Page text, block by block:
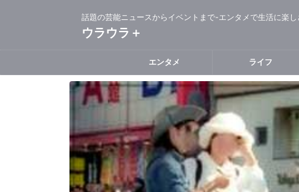
話題の芸能ニュースからイベントまで-エンタメで生活に楽し
ウラウラ＋
エンタメ ライフ